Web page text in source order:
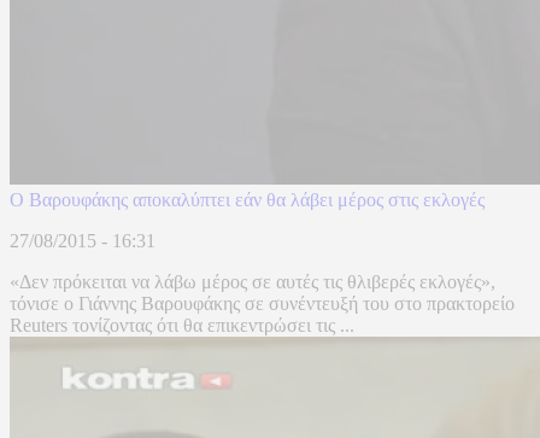
Ο Βαρουφάκης αποκαλύπτει εάν θα λάβει μέρος στις εκλογές
27/08/2015 - 16:31
«Δεν πρόκειται να λάβω μέρος σε αυτές τις θλιβερές εκλογές»,
τόνισε ο Γιάννης Βαρουφάκης σε συνέντευξή του στο πρακτορείο
Reuters τονίζοντας ότι θα επικεντρώσει τις ...